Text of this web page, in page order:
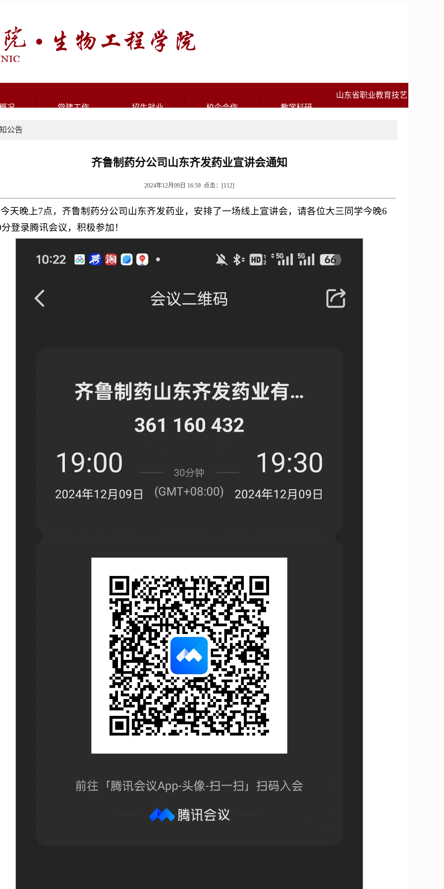
况 党建工作 招生就业 校企合作 教学科研
山东省职业教育技艺
公告
齐鲁制药分公司山东齐发药业宣讲会通知
2024年12月09日 16:59 点击：[112]
今天晚上7点，齐鲁制药分公司山东齐发药业，安排了一场线上宣讲会，请各位大三同学今晚6
登录腾讯会议，积极参加！